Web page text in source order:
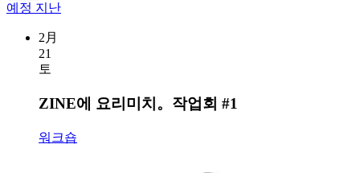
예정 지난
2月
21
토
ZINE에 요리미치。작업회 #1
워크숍